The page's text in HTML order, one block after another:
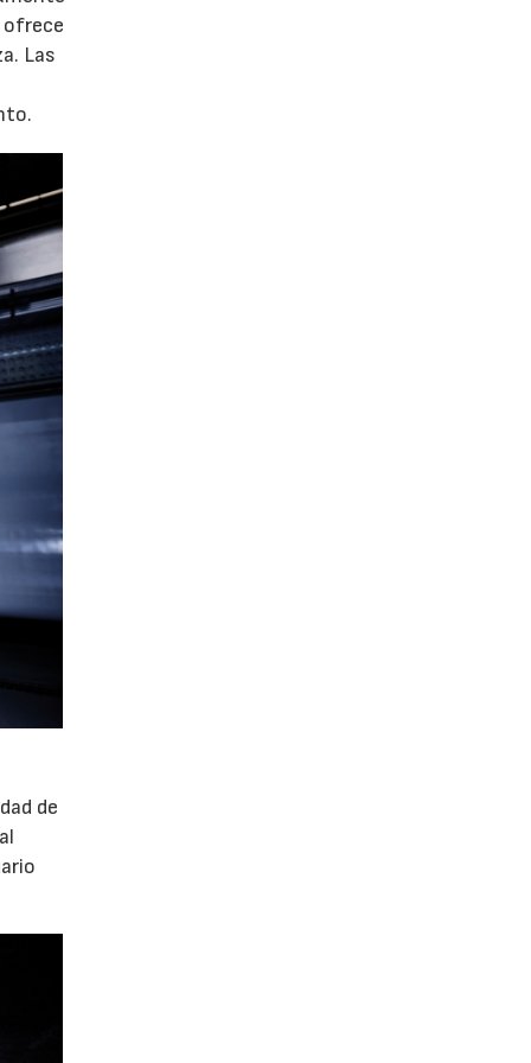
ofrece
Las
de